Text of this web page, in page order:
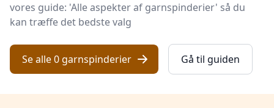
vores guide: 'Alle aspekter af garnspinderier' så du
kan træffe det bedste valg
Se alle 0 garnspinderier Gå til guiden